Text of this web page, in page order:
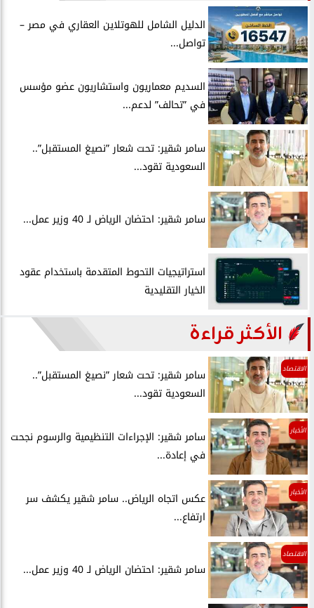
الدليل الشامل للهوتلاين العقاري في مصر –
تواصل...
السديم معماريون واستشاريون عضو مؤسس
في ”تحالف” لدعم...
سامر شقير: تحت شعار ”نصيغ المستقبل”..
السعودية تقود...
سامر شقير: احتضان الرياض لـ 40 وزير عمل...
استراتيجيات التحوط المتقدمة باستخدام عقود
الخيار التقليدية
الأكثر قراءة
الاقتصاد
سامر شقير: تحت شعار ”نصيغ المستقبل”..
السعودية تقود...
الأخبار
سامر شقير: الإجراءات التنظيمية والرسوم نجحت
في إعادة...
الأخبار
عكس اتجاه الرياض.. سامر شقير يكشف سر
ارتفاع...
الاقتصاد
سامر شقير: احتضان الرياض لـ 40 وزير عمل...